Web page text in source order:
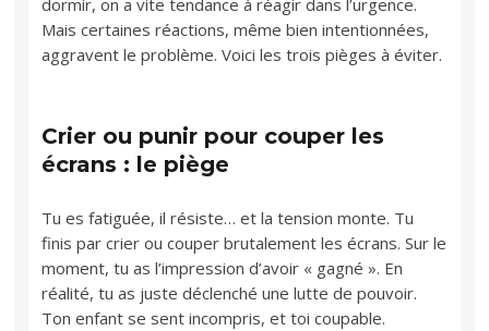
dormir, on a vite tendance à réagir dans l’urgence.
Mais certaines réactions, même bien intentionnées,
aggravent le problème. Voici les trois pièges à éviter.
Crier ou punir pour couper les
écrans : le piège
Tu es fatiguée, il résiste… et la tension monte. Tu
finis par crier ou couper brutalement les écrans. Sur le
moment, tu as l’impression d’avoir « gagné ». En
réalité, tu as juste déclenché une lutte de pouvoir.
Ton enfant se sent incompris, et toi coupable.